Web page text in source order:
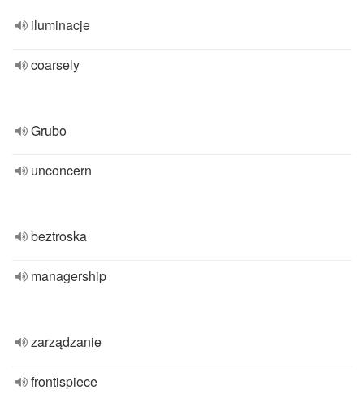
iluminacje
coarsely
Grubo
unconcern
beztroska
managership
zarządzanie
frontispiece